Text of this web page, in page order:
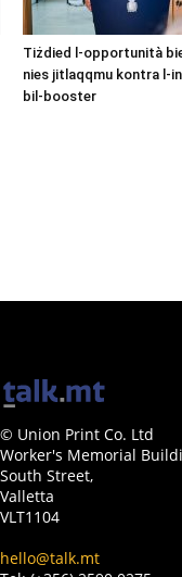
Tiżdied l-opportunità
nies jitlaqqmu kontra l-
bil-booster
© Union Print Co. Ltd
Worker's Memorial
South Street,
Valletta
VLT1104
hello@talk.mt